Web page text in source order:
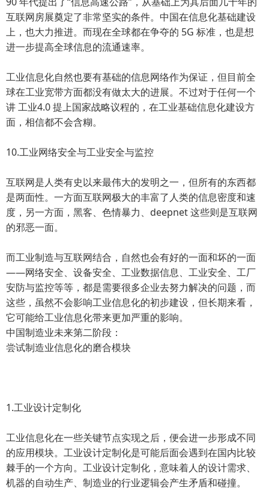
互联网房展奠定了非常坚实的条件。中国在信息化基础建设
上，也大力推进。而现在全球都在争夺的 5G 标准，也是想
进一步提高全球信息的流通速率。
工业信息化自然也要有基础的信息网络作为保证，但目前全
球在工业宽带方面都没有做太大的进展。不过对于任何一个
讲 工业4.0 提上国家战略议程的，在工业基础信息化建设方
面，相信都不会含糊。
10.工业网络安全与工业安全与监控
互联网是人类有史以来最伟大的发明之一，但所有的东西都
是两面性。一方面互联网极大的丰富了人类的信息密度和速
度，另一方面，黑客、色情暴力、deepnet 这些则是互联网
的邪恶一面。
而工业制造与互联网结合，自然也会有好的一面和坏的一面
——网络安全、设备安全、工业数据信息、工业安全、工厂
安防与监控等等，都是需要很多企业去努力解决的问题，而
这些，虽然不会影响工业信息化的初步建设，但长期来看，
它可能给工业信息化带来更加严重的影响。
中国制造业未来第二阶段：
尝试制造业信息化的磨合模块
1.工业设计定制化
工业信息化在一些关键节点实现之后，便会进一步形成不同
的应用模块。工业设计定制化是可能后面会遇到在国内比较
棘手的一个方向。工业设计定制化，意味着人的设计需求、
机器的自动生产、制造业的行业逻辑会产生矛盾和碰撞。